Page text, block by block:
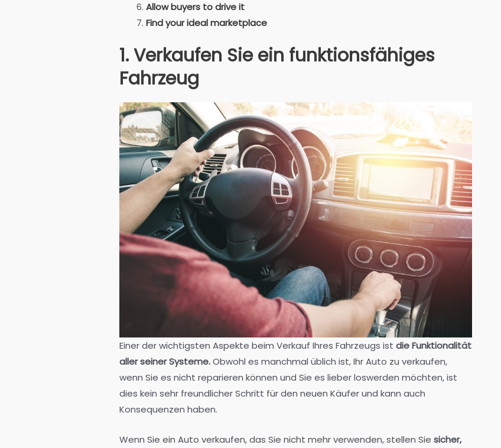
Allow buyers to drive it
Find your ideal marketplace
1. Verkaufen Sie ein funktionsfähiges
Fahrzeug
Einer der wichtigsten Aspekte beim Verkauf Ihres Fahrzeugs ist die Funktionalität
aller seiner Systeme.Obwohl es manchmal üblich ist, Ihr Auto zu verkaufen,
wenn Sie es nicht reparieren können und Sie es lieber loswerden möchten, ist
dies kein sehr freundlicher Schritt für den neuen Käufer und kann auch
Konsequenzen haben.
Wenn Sie ein Auto verkaufen, das Sie nicht mehr verwenden, stellen Sie sicher,